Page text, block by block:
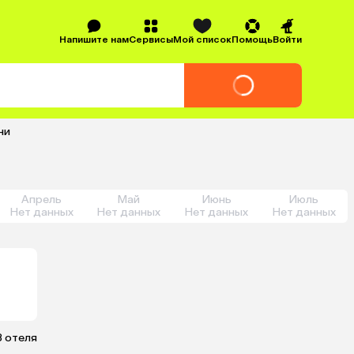
Напишите намСервисыМой списокПомощьВойти
Апрель
Нет данных
Май
Нет данных
Июнь
Нет данных
Июль
Нет данных
отеля